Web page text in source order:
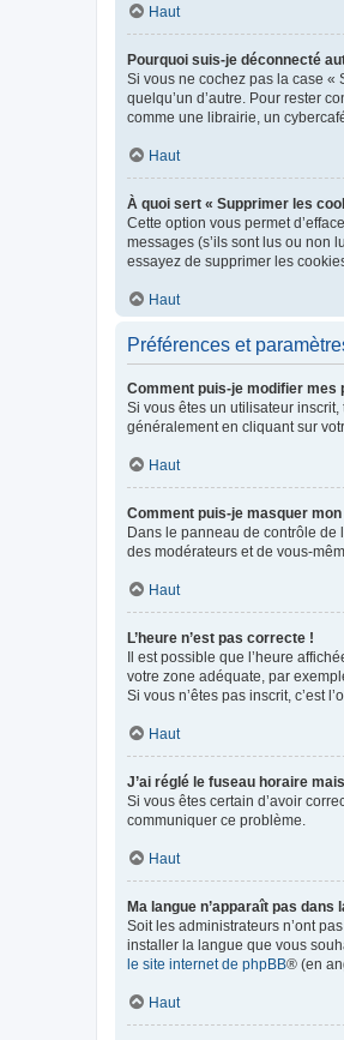
Haut
Pourquoi suis-je déconnecté
Si vous ne cochez pas la case «
quelqu’un d’autre. Pour rester
comme une librairie, un
Haut
À quoi sert « Supprimer les
Cette option vous permet
messages (s’ils sont lus ou non
essayez de supprimer les
Haut
Préférences et
Comment puis-je modifier mes
Si vous êtes un utilisateur
généralement en cliquant sur
Haut
Comment puis-je masquer
Dans le panneau de contrôle de
des modérateurs et de vous-
Haut
L’heure n’est pas correcte !
Il est possible que l’heure
votre zone adéquate, par
Si vous n’êtes pas inscrit, c’est
Haut
J’ai réglé le fuseau horaire
Si vous êtes certain d’avoir
communiquer ce problème.
Haut
Ma langue n’apparaît pas dans
Soit les administrateurs n’ont
installer la langue que vous
le site internet de phpBB® (en
Haut